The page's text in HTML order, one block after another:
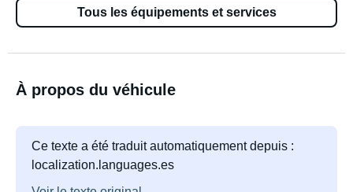
Tous les équipements et services
À propos du véhicule
Ce texte a été traduit automatiquement depuis :
localization.languages.es